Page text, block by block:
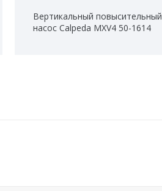
Вертикальный повысительный
насос Calpeda MXV4 50-1614